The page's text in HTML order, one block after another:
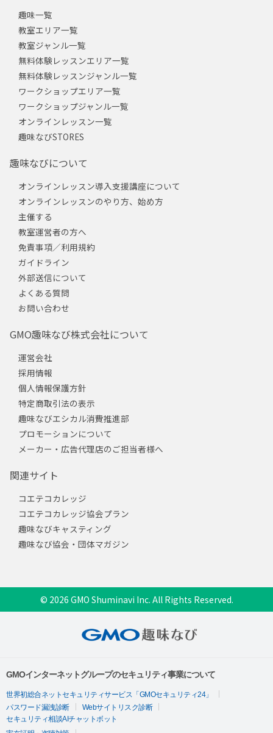
趣味一覧
教室エリア一覧
教室ジャンル一覧
無料体験レッスンエリア一覧
無料体験レッスンジャンル一覧
ワークショップエリア一覧
ワークショップジャンル一覧
オンラインレッスン一覧
趣味なびSTORES
趣味なびについて
オンラインレッスン導入支援講座について
オンラインレッスンのやり方、始め方
主催する
教室運営者の方へ
免責事項／利用規約
ガイドライン
外部送信について
よくある質問
お問い合わせ
GMO趣味なび株式会社について
運営会社
採用情報
個人情報保護方針
特定商取引法の表示
趣味なびエシカル消費推進部
プロモーションについて
メーカー・広告代理店のご担当者様へ
関連サイト
コエテコカレッジ
コエテコカレッジ協会プラン
趣味なびキャスティング
趣味なび協会・団体マガジン
© 2026 GMO Shuminavi Inc. All Rights Reserved.